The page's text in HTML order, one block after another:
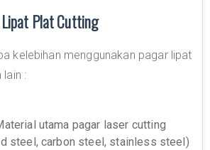
Plat Cutting
kelebihan menggunakan pagar lipat
:
utama pagar laser cutting
steel, carbon steel, stainless steel)